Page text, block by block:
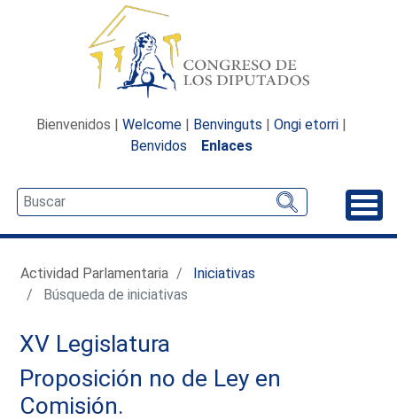
Bienvenidos | Welcome | Benvinguts | Ongi etorri |
Benvidos
Enlaces
Actividad Parlamentaria
Iniciativas
Búsqueda de iniciativas
XV Legislatura
Proposición no de Ley en
Comisión.